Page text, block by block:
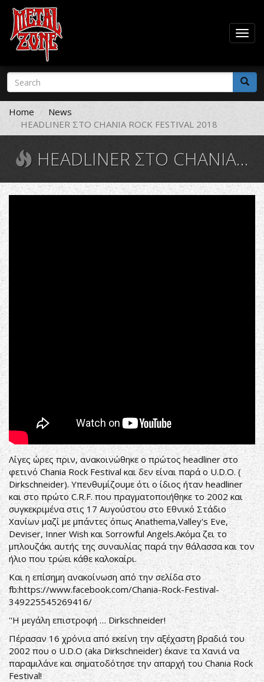
Skip
main
content
Search
form
Search
Home
News
HEADLINER ΣΤΟ CHANIA ROCK FESTIVAL 2018
HEADLINER ΣΤΟ CHANIA ROCK FESTIVAL 2018
Λίγες ώρες πριν, ανακοινώθηκε ο πρώτος headliner στο
φετινό Chania Rock Festival και δεν είναι παρά ο U.D.O. (
Dirkschneider). Υπενθυμίζουμε ότι ο ίδιος ήταν headliner
και στο πρώτο C.R.F. που πραγματοποιήθηκε το 2002 και
συγκεκριμένα στις 17 Αυγούστου στο Εθνικό Στάδιο
Χανίων μαζί με μπάντες όπως Anathema,Valley's Eve,
Deviser, Inner Wish και Sorrowful Angels.Ακόμα ζει το
μπλουζάκι αυτής της συναυλίας παρά την θάλασσα και τον
ήλιο που τρώει κάθε καλοκαίρι.
Και η επίσημη ανακοίνωση από την σελίδα στο
fb:https://www.facebook.com/Chania-Rock-Festival-
349225545269416/
''Η μεγάλη επιστροφή … Dirkschneider!
Πέρασαν 16 χρόνια από εκείνη την αξέχαστη βραδιά του
2002 που ο U.D.O (aka Dirkschneider) έκανε τα Χανιά να
παραμιλάνε και σηματοδότησε την απαρχή του Chania Rock
Festival!